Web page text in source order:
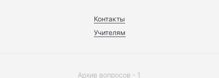
Контакты
Учителям
Архив вопросов - 1